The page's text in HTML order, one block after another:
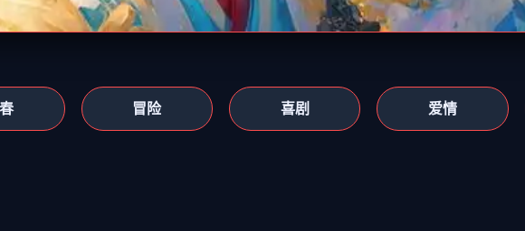
冒险 喜剧 爱情